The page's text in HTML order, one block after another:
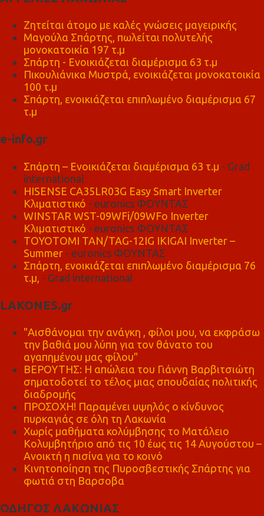
Ζητείται άτομο με καλές γνώσεις μαγειρικής
Μαγούλα Σπάρτης, πωλείται πολυτελής
μονοκατοικία 197 τ.μ
Σπάρτη - Ενοικιάζεται διαμέρισμα 63 τ.μ
Πικουλιάνικα Μυστρά, ενοικιάζεται μονοκατοικία
100 τ.μ
Σπάρτη, ενοικιάζεται επιπλωμένο διαμέρισμα 67
τ.μ
e-info.gr
Σπάρτη – Ενοικιάζεται διαμέρισμα 63 τ.μ - Grad
international
HISENSE CA35LR03G Easy Smart Inverter
Κλιματιστικό - euronics ΦΟΥΝΤΑΣ
WINSTAR WST-09WFi/09WFo Inverter
Κλιματιστικό - euronics ΦΟΥΝΤΑΣ
TOYOTOMI TAN/TAG-12IG IKIGAI Inverter –
Summer - euronics ΦΟΥΝΤΑΣ
Σπάρτη, ενοικιάζεται επιπλωμένο διαμέρισμα 76
τ.μ, - Grad international
LAKONES.gr
"Αισθάνομαι την ανάγκη , φίλοι μου, να εκφράσω
την βαθιά μου λύπη για τον θάνατο του
αγαπημένου μας φίλου"
ΒΕΡΟΥΤΗΣ: Η απώλεια του Γιάννη Βαρβιτσιώτη
σηματοδοτεί το τέλος μιας σπουδαίας πολιτικής
διαδρομής
ΠΡΟΣΟΧΗ! Παραμένει υψηλός ο κίνδυνος
πυρκαγιάς σε όλη τη Λακωνία
Χωρίς μαθήματα κολύμβησης το Ματάλειο
Κολυμβητήριο από τις 10 έως τις 14 Αυγούστου –
Ανοικτή η πισίνα για το κοινό
Κινητοποίηση της Πυροσβεστικής Σπάρτης για
φωτιά στη Βαρσοβα
ΟΔΗΓΟΣ ΛΑΚΩΝΙΑΣ